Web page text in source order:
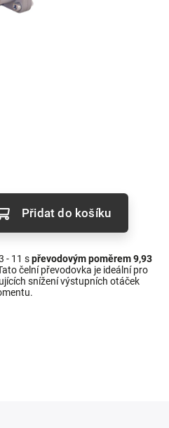
Přidat do košíku
- 11 spřevodovým poměrem 9,93
čelní převodovka je ideální pro
snížení výstupních otáček